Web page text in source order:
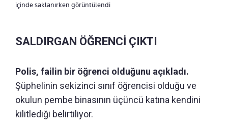
içinde saklanırken görüntülendi
SALDIRGAN ÖĞRENCİ ÇIKTI
Polis, failin bir öğrenci olduğunu açıkladı.
Şüphelinin sekizinci sınıf öğrencisi olduğu ve
okulun pembe binasının üçüncü katına kendini
kilitlediği belirtiliyor.